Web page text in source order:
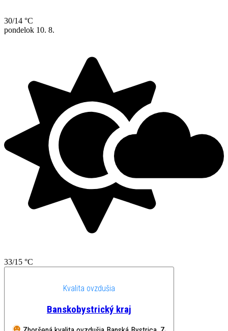
30/14 °C
pondelok 10. 8.
33/15 °C
Kvalita ovzdušia
Banskobystrický kraj